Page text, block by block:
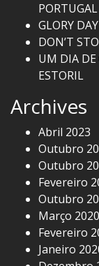
PORTUGAL
GLORY DAY
DON’T
UM DIA DE
ESTORIL
Archives
Abril 2023
Outubro
Outubro
Fevereiro
Outubro
Março 2020
Fevereiro
Janeiro